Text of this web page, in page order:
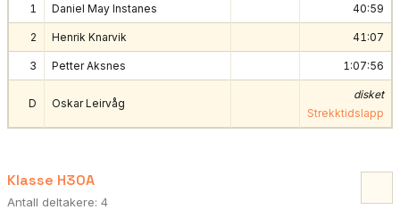
1 Daniel May Instanes 40:59
2 Henrik Knarvik 41:07
3 Petter Aksnes 1:07:56
D Oskar Leirvåg
disket
Strekktidslapp
Klasse H30A
Antall deltakere: 4